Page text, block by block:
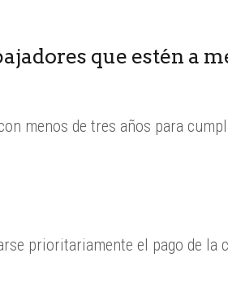
que estén a
menos de tres años para
prioritariamente el pago de la